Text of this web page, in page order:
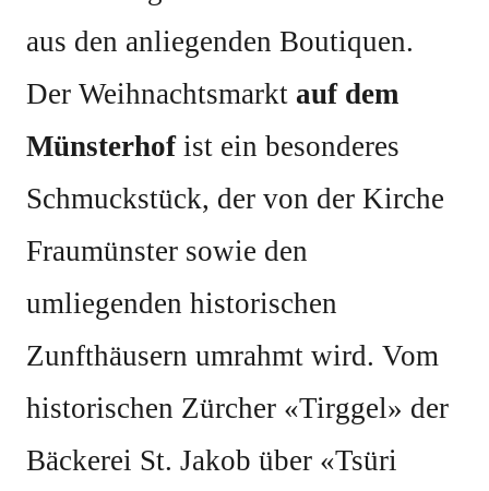
aus den anliegenden Boutiquen.
Der Weihnachtsmarkt auf dem
Münsterhofist ein besonderes
Schmuckstück, der von der Kirche
Fraumünster sowie den
umliegenden historischen
Zunfthäusern umrahmt wird. Vom
historischen Zürcher «Tirggel» der
Bäckerei St. Jakob über «Tsüri